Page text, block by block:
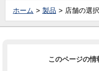
ホーム 製品 店舗の選択
このページの情